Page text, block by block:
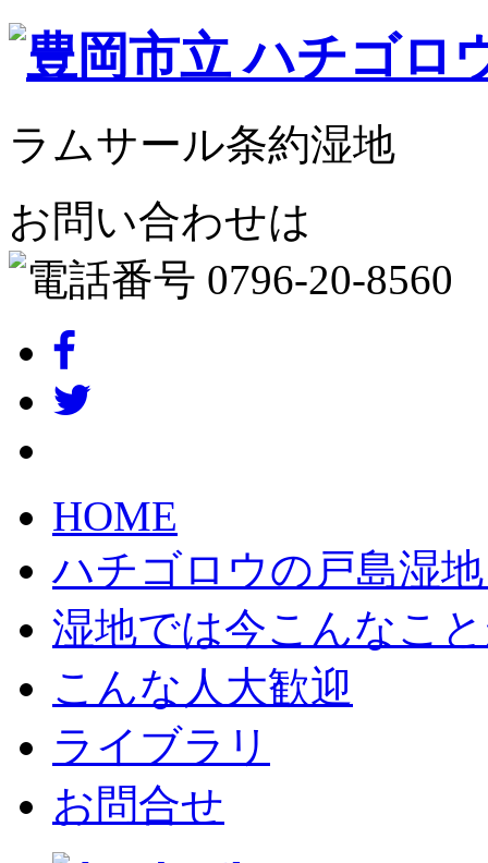
ラムサール条約湿地
お問い合わせは
HOME
ハチゴロウの戸島湿
湿地では今こんなこ
こんな人大歓迎
ライブラリ
お問合せ